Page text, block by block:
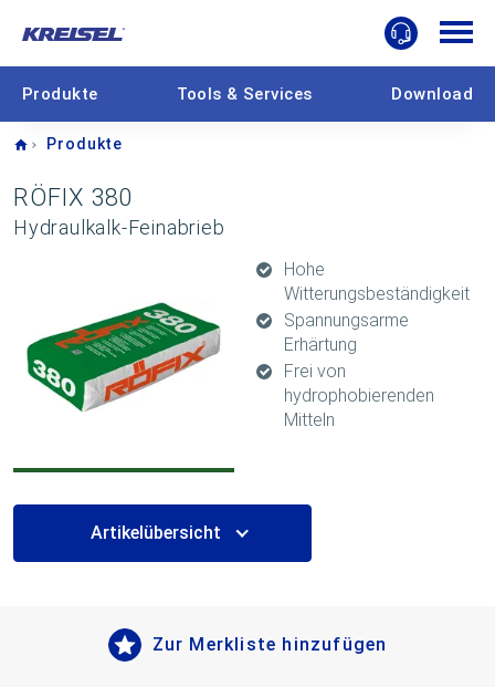
Produkte Tools & Services Download
Home
Produkte
RÖFIX 380
Hydraulkalk-Feinabrieb
Hohe
Witterungsbeständigkeit
Spannungsarme
Erhärtung
Frei von
hydrophobierenden
Mitteln
Artikelübersicht
Zur Merkliste hinzufügen